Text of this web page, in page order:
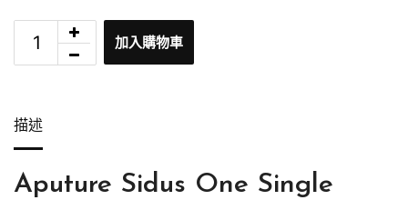
加入購物車
描述
Aputure Sidus One Single